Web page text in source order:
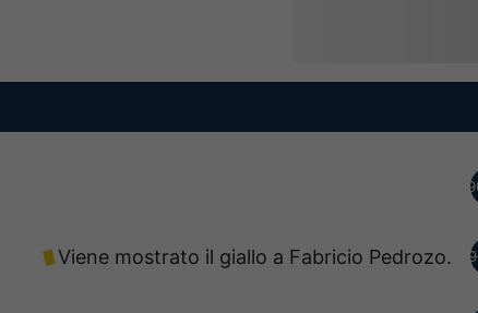
Viene mostrato il giallo a Fabricio Pedrozo.